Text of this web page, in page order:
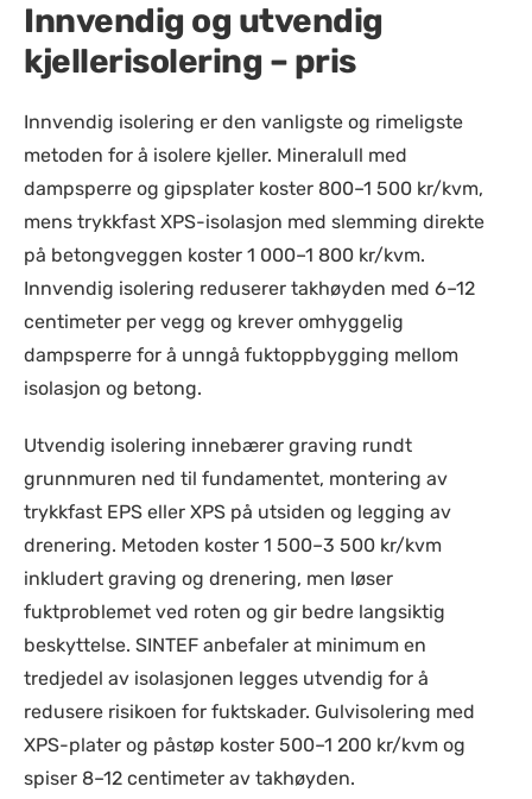
Innvendig og utvendig
kjellerisolering – pris
Innvendig isolering er den vanligste og rimeligste
metoden for å isolere kjeller. Mineralull med
dampsperre og gipsplater koster 800–1 500 kr/kvm,
mens trykkfast XPS-isolasjon med slemming direkte
på betongveggen koster 1 000–1 800 kr/kvm.
Innvendig isolering reduserer takhøyden med 6–12
centimeter per vegg og krever omhyggelig
dampsperre for å unngå fuktoppbygging mellom
isolasjon og betong.
Utvendig isolering innebærer graving rundt
grunnmuren ned til fundamentet, montering av
trykkfast EPS eller XPS på utsiden og legging av
drenering. Metoden koster 1 500–3 500 kr/kvm
inkludert graving og drenering, men løser
fuktproblemet ved roten og gir bedre langsiktig
beskyttelse. SINTEF anbefaler at minimum en
tredjedel av isolasjonen legges utvendig for å
redusere risikoen for fuktskader. Gulvisolering med
XPS-plater og påstøp koster 500–1 200 kr/kvm og
spiser 8–12 centimeter av takhøyden.